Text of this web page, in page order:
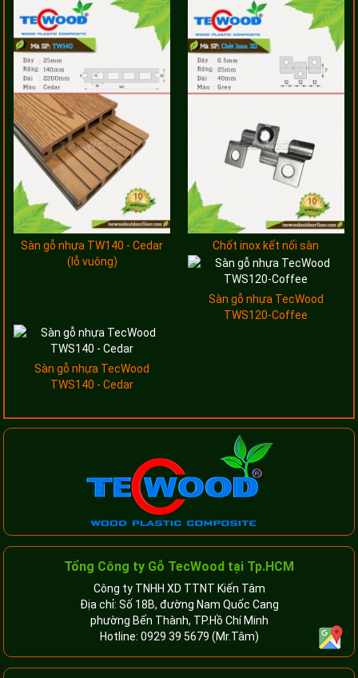
Sàn gỗ nhựa TW140 - Cedar
(lỗ vuông)
Chốt inox kết nối sàn
Sàn gỗ nhựa TecWood
TWS120-Coffee
Sàn gỗ nhựa TecWood
TWS140 - Cedar
Tổng Công ty Gỗ TecWood tại Tp.HCM
Công ty TNHH XD TTNT Kiến Tâm
Địa chỉ: Số 18B, đường Nam Quốc Cang
phường Bến Thành, TP.Hồ Chí Minh
Hotline: 0929 39 5679 (Mr.Tâm)